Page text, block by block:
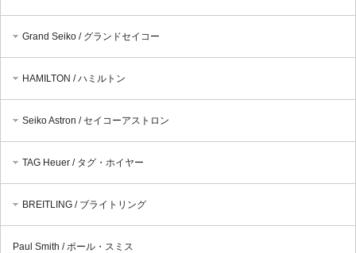
Grand Seiko / グランドセイコー
HAMILTON / ハミルトン
Seiko Astron / セイコーアストロン
TAG Heuer / タグ・ホイヤー
BREITLING / ブライトリング
Paul Smith / ポール・スミス